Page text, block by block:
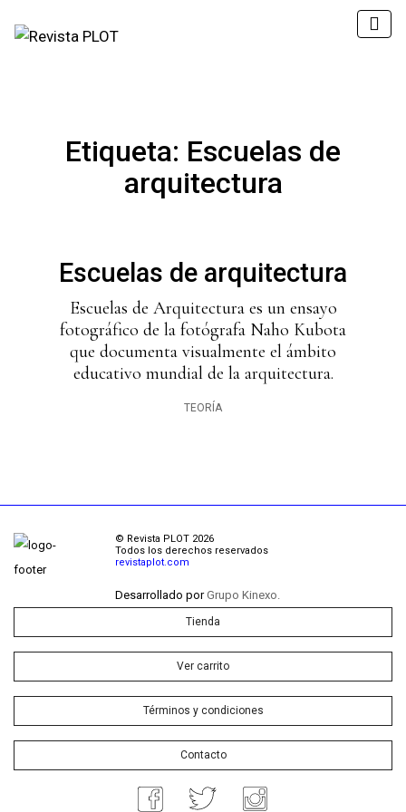
Etiqueta: Escuelas de
arquitectura
Escuelas de arquitectura
Escuelas de Arquitectura es un ensayo
fotográfico de la fotógrafa Naho Kubota
que documenta visualmente el ámbito
educativo mundial de la arquitectura.
TEORÍA
© Revista PLOT 2026
Todos los derechos reservados
revistaplot.com
Desarrollado porGrupo Kinexo.
Tienda
Ver carrito
Términos y condiciones
Contacto